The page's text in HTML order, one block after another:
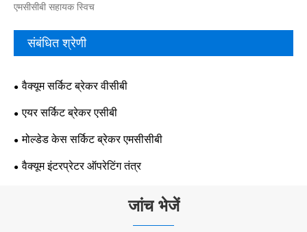
एमसीसीबी सहायक स्विच
संबंधित श्रेणी
वैक्यूम सर्किट ब्रेकर वीसीबी
एयर सर्किट ब्रेकर एसीबी
मोल्डेड केस सर्किट ब्रेकर एमसीसीबी
वैक्यूम इंटरप्रेटर ऑपरेटिंग तंत्र
जांच भेजें